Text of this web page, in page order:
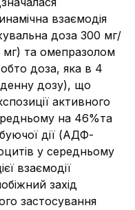
взаємодія
доза 300 мг/
та омепразолом
доза, яка в 4
дозу), що
активного
на 46%та
дії (АДФ-
у середньому
взаємодії
захід
застосування